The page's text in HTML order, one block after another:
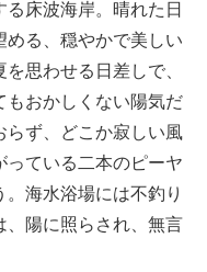
る 床波海岸。晴れた日
める、穏やかで美しい
思わせる日差しで、
もおかしくない陽気だ
らず、どこか寂しい風
ている二本のピーヤ
海水浴場には不釣り
、陽に照らされ、無言